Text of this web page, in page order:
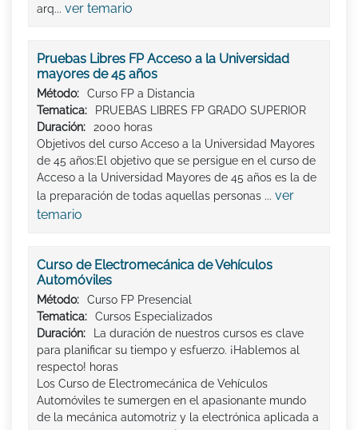
arq... ver temario
Pruebas Libres FP Acceso a la Universidad
mayores de 45 años
Método:
Curso FP a Distancia
Tematica:
PRUEBAS LIBRES FP GRADO SUPERIOR
Duración:
2000 horas
Objetivos del curso Acceso a la Universidad Mayores
de 45 años:El objetivo que se persigue en el curso de
Acceso a la Universidad Mayores de 45 años es la de
la preparación de todas aquellas personas ... ver
temario
Curso de Electromecánica de Vehículos
Automóviles
Método:
Curso FP Presencial
Tematica:
Cursos Especializados
Duración:
La duración de nuestros cursos es clave
para planificar su tiempo y esfuerzo. ¡Hablemos al
respecto! horas
Los Curso de Electromecánica de Vehículos
Automóviles te sumergen en el apasionante mundo
de la mecánica automotriz y la electrónica aplicada a